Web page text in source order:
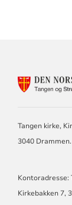
Tangen kirke,
3040 Drammen.
Kontoradresse:
Kirkebakken 7,